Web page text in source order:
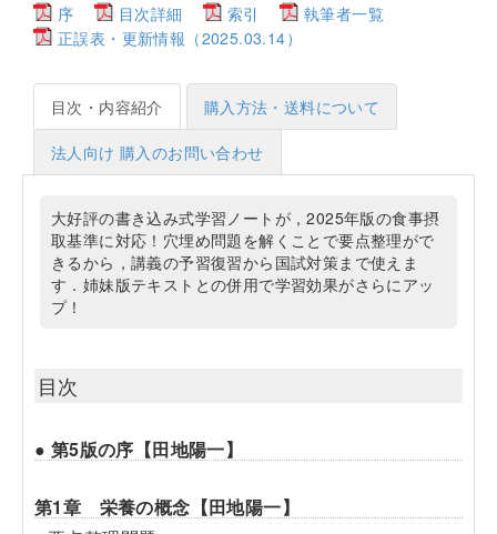
序 目次詳細 索引
執筆者一覧
正誤表・更新情報（2025.03.14）
目次・内容紹介 購入方法・送料について
法人向け 購入のお問い合わせ
大好評の書き込み式学習ノートが，2025年版の食事摂
取基準に対応！穴埋め問題を解くことで要点整理がで
きるから，講義の予習復習から国試対策まで使えま
す．姉妹版テキストとの併用で学習効果がさらにアッ
プ！
目次
● 第5版の序【田地陽一】
第1章 栄養の概念【田地陽一】